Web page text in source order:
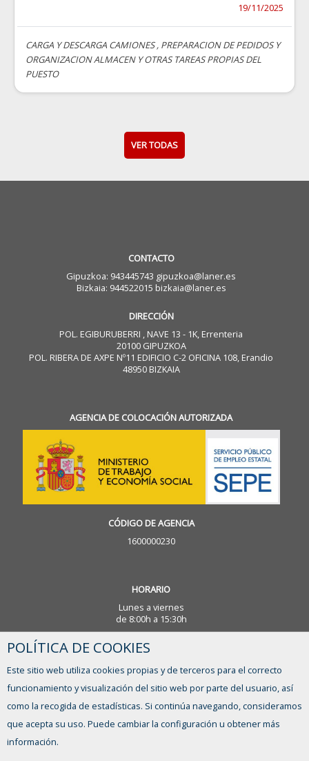
19/11/2025
CARGA Y DESCARGA CAMIONES , PREPARACION DE PEDIDOS Y
ORGANIZACION ALMACEN Y OTRAS TAREAS PROPIAS DEL
PUESTO
VER TODAS
CONTACTO
Gipuzkoa: 943445743 gipuzkoa@laner.es
Bizkaia: 944522015 bizkaia@laner.es
DIRECCIÓN
POL. EGIBURUBERRI , NAVE 13 - 1K, Errenteria
20100 GIPUZKOA
POL. RIBERA DE AXPE Nº11 EDIFICIO C-2 OFICINA 108, Erandio
48950 BIZKAIA
AGENCIA DE COLOCACIÓN AUTORIZADA
CÓDIGO DE AGENCIA
1600000230
HORARIO
Lunes a viernes
de 8:00h a 15:30h
¿TIENES ALGUNA DUDA?
FORMULARIO DE CONTACTO
POLÍTICA DE COOKIES
Este sitio web utiliza cookies propias y de terceros para el correcto
funcionamiento y visualización del sitio web por parte del usuario, así
como la recogida de estadísticas. Si continúa navegando, consideramos
que acepta su uso. Puede cambiar la configuración u obtener más
información.